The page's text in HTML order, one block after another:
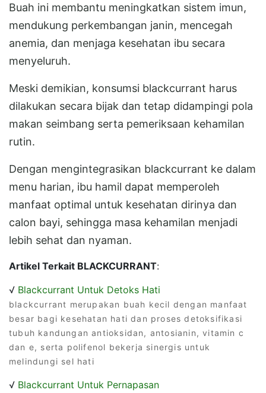
Buah ini membantu meningkatkan sistem imun,
mendukung perkembangan janin, mencegah
anemia, dan menjaga kesehatan ibu secara
menyeluruh.
Meski demikian, konsumsi blackcurrant harus
dilakukan secara bijak dan tetap didampingi pola
makan seimbang serta pemeriksaan kehamilan
rutin.
Dengan mengintegrasikan blackcurrant ke dalam
menu harian, ibu hamil dapat memperoleh
manfaat optimal untuk kesehatan dirinya dan
calon bayi, sehingga masa kehamilan menjadi
lebih sehat dan nyaman.
Artikel Terkait BLACKCURRANT:
√ Blackcurrant Untuk Detoks Hati
blackcurrant merupakan buah kecil dengan manfaat
besar bagi kesehatan hati dan proses detoksifikasi
tubuh kandungan antioksidan, antosianin, vitamin c
dan e, serta polifenol bekerja sinergis untuk
melindungi sel hati
√ Blackcurrant Untuk Pernapasan